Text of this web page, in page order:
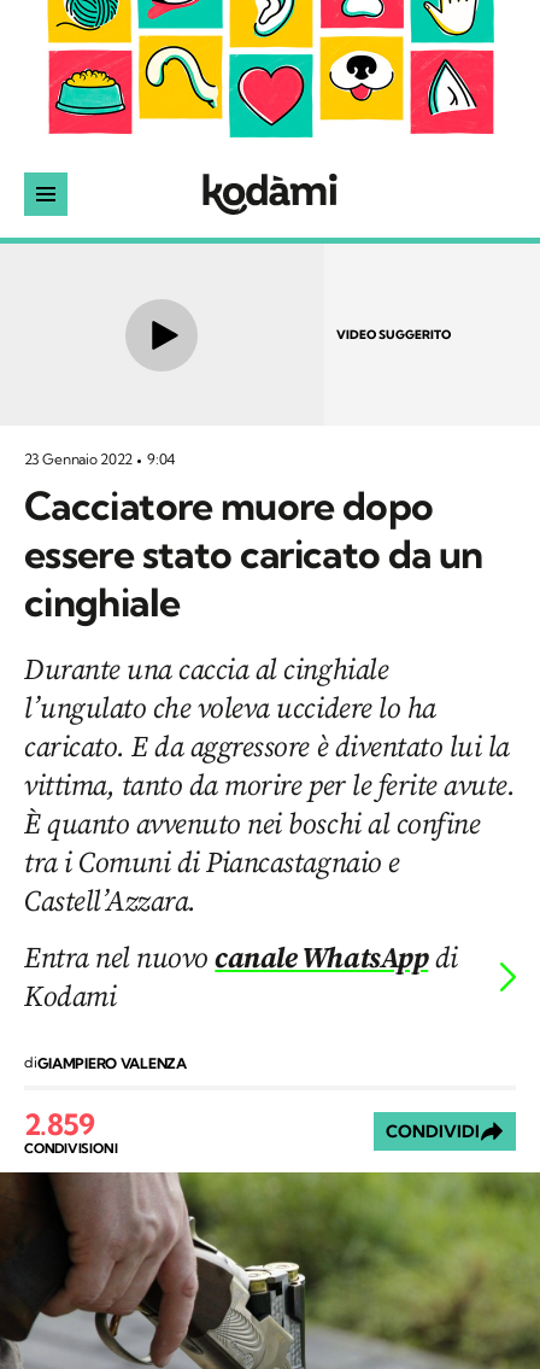
VIDEO SUGGERITO
23 Gennaio 2022 9:04
Cacciatore muore dopo
essere stato caricato da un
cinghiale
Durante una caccia al cinghiale
l’ungulato che voleva uccidere lo ha
caricato. E da aggressore è diventato lui la
vittima, tanto da morire per le ferite avute.
È quanto avvenuto nei boschi al confine
tra i Comuni di Piancastagnaio e
Castell’Azzara.
Entra nel nuovocanale WhatsAppdi
Kodami
diGIAMPIERO VALENZA
2.859
CONDIVISIONI
CONDIVIDI